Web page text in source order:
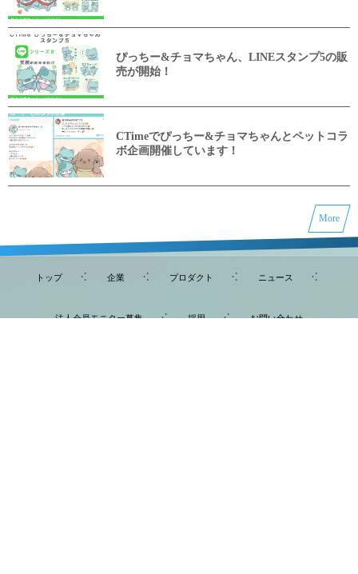
ぴっちー&チョマちゃん、LINEスタンプ5の販
売が開始！
CTimeでぴっちー&チョマちゃんとペットコラ
ボ企画開催しています！
More
トップ 企業 プロダクト ニュース
法人会員モニター募集 採用 お問い合わせ